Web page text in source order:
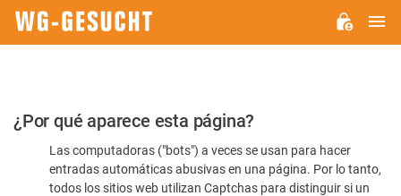
Por
favor,
confirme
¿Por qué aparece esta página?
Las computadoras ("bots") a veces se usan para hacer
entradas automáticas abusivas en una página. Por lo tanto,
todos los sitios web utilizan Captchas para distinguir si un